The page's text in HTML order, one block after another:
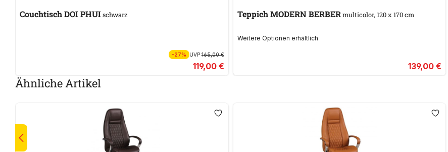
Couchtisch DOI PHUIschwarz
-27% UVP165,00 €
119,00 €
Teppich MODERN BERBERmulticolor, 120 x 170 cm
Weitere Optionen erhältlich
139,00 €
Ähnliche Artikel